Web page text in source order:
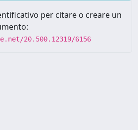
per citare o creare un
20.500.12319/6156